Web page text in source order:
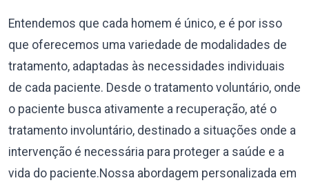
Entendemos que cada homem é único, e é por isso
que oferecemos uma variedade de modalidades de
tratamento, adaptadas às necessidades individuais
de cada paciente. Desde o tratamento voluntário, onde
o paciente busca ativamente a recuperação, até o
tratamento involuntário, destinado a situações onde a
intervenção é necessária para proteger a saúde e a
vida do paciente.Nossa abordagem personalizada em